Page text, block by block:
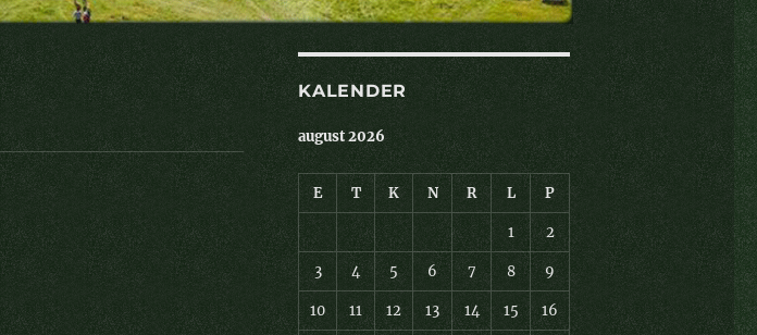
KALENDER
august 2026
E T K N R L P
1 2
3 4 5 6 7 8 9
10 11 12 13 14 15 16